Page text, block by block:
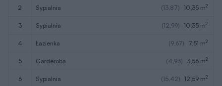
2 sypialnia (13,87) 10,35 m2
3 sypialnia (12,99) 10,35 m2
4 łazienka (9,67) 7,51 m2
5 garderoba (4,93) 3,56 m2
6 sypialnia (15,42) 12,59 m2